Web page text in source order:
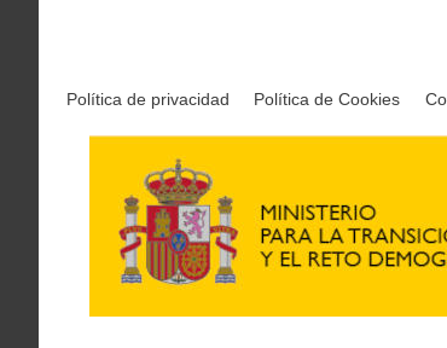
Política de privacidad Política de Cookies